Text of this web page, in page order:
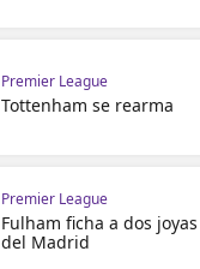
Premier League
Tottenham se rearma
Premier League
Fulham ficha a dos joyas
del Madrid